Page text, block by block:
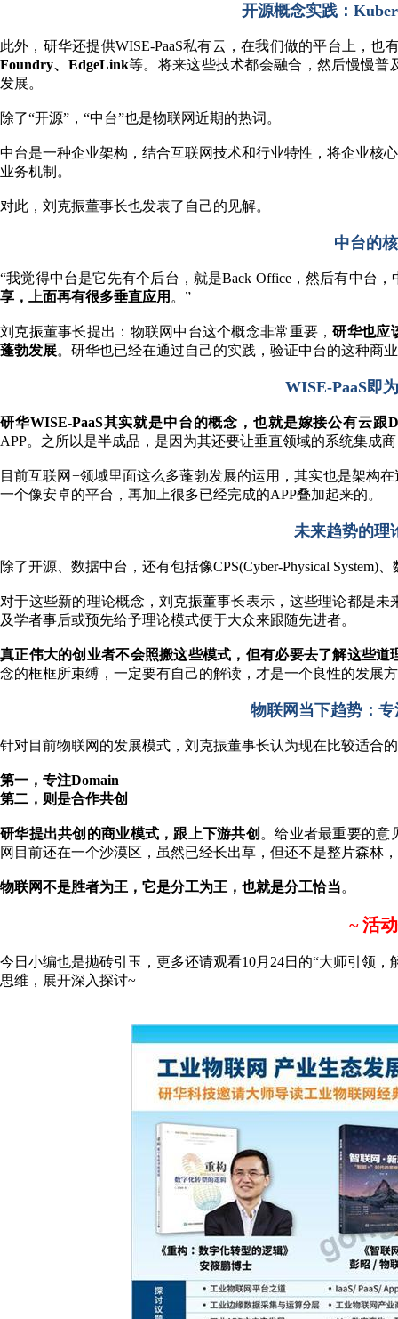
开源概念实践：
此外，研华还提供WISE-PaaS私有云，在我们做的平台上，
Foundry、EdgeLink等。将来这些技术都会融合，然后慢慢普
发展。
除了“开源”，“中台”也是物联网近期的热词。
中台是一种企业架构，结合互联网技术和行业特性，将企业核
业务机制。
对此，刘克振董事长也发表了自己的见解。
中台的
“我觉得中台是它先有个后台，就是Back Office，然后有中台
享，上面再有很多垂直应用 。”
刘克振董事长提出：物联网中台这个概念非常重要，研华也应
蓬勃发展。研华也已经在通过自己的实践，验证中台的这种商
WISE-PaaS即
研华WISE-PaaS其实就是中台的概念，也就是嫁接公有云跟
APP。之所以是半成品，是因为其还要让垂直领域的系统集成
目前互联网+领域里面这么多蓬勃发展的运用，其实也是架构
一个像安卓的平台，再加上很多已经完成的APP叠加起来的。
未来趋势的理
除了开源、数据中台，还有包括像CPS(Cyber-Physical
对于这些新的理论概念，刘克振董事长表示，这些理论都是
及学者事后或预先给予理论模式便于大众来跟随先进者。
真正伟大的创业者不会照搬这些模式，但有必要去了解这些道
念的框框所束缚，一定要有自己的解读，才是一个良性的发展
物联网当下趋势：
针对目前物联网的发展模式，刘克振董事长认为现在比较适合
第一，专注Domain
第二，则是合作共创
研华提出共创的商业模式，跟上下游共创 。给业者最重要的意
网目前还在一个沙漠区，虽然已经长出草，但还不是整片森林
物联网不是胜者为王，它是分工为王，也就是分工恰当。
~ 活
今日小编也是抛砖引玉，更多还请观看10月24日的“大师引领
思维，展开深入探讨~